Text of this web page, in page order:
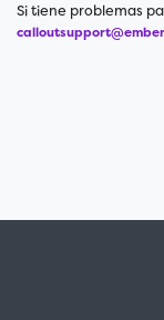
Si tiene problemas